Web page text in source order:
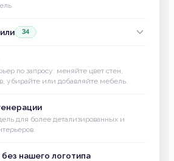
34
по запросу: меняйте цвет стен,
убирайте или добавляйте мебель.
для более детализированных и
нашего логотипа